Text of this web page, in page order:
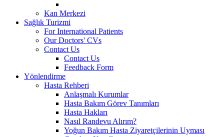
Kan Merkezi
Sağlık Turizmi
For International Patients
Our Doctors' CVs
Contact Us
Contact Us
Feedback Form
Yönlendirme
Hasta Rehberi
Anlaşmalı Kurumlar
Hasta Bakım Görev Tanımları
Hasta Hakları
Nasıl Randevu Alırım?
Yoğun Bakım Hasta Ziyaretçilerinin Uyması